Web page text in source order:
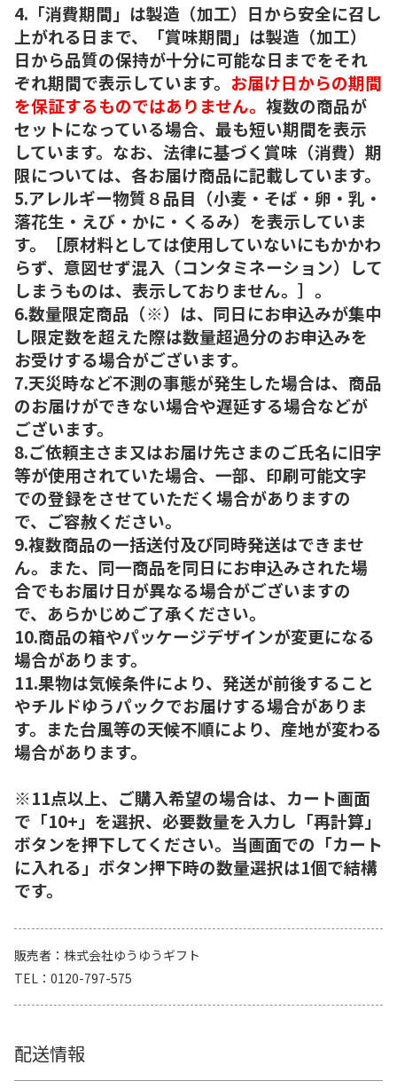
4.「消費期間」は製造（加工）日から安全に召し
上がれる日まで、「賞味期間」は製造（加工）
日から品質の保持が十分に可能な日までをそれ
ぞれ期間で表示しています。 お届け日からの期間
を保証するものではありません。 複数の商品が
セットになっている場合、最も短い期間を表示
しています。なお、法律に基づく賞味（消費）期
限については、各お届け商品に記載しています。
5.アレルギー物質８品目（小麦・そば・卵・乳・
落花生・えび・かに・くるみ）を表示していま
す。［原材料としては使用していないにもかかわ
らず、意図せず混入（コンタミネーション）して
しまうものは、表示しておりません。］。
6.数量限定商品（※）は、同日にお申込みが集中
し限定数を超えた際は数量超過分のお申込みを
お受けする場合がございます。
7.天災時など不測の事態が発生した場合は、商品
のお届けができない場合や遅延する場合などが
ございます。
8.ご依頼主さま又はお届け先さまのご氏名に旧字
等が使用されていた場合、一部、印刷可能文字
での登録をさせていただく場合がありますの
で、ご容赦ください。
9.複数商品の一括送付及び同時発送はできませ
ん。また、同一商品を同日にお申込みされた場
合でもお届け日が異なる場合がございますの
で、あらかじめご了承ください。
10.商品の箱やパッケージデザインが変更になる
場合があります。
11.果物は気候条件により、発送が前後すること
やチルドゆうパックでお届けする場合がありま
す。また台風等の天候不順により、産地が変わる
場合があります。
※11点以上、ご購入希望の場合は、カート画面
で「10+」を選択、必要数量を入力し「再計算」
ボタンを押下してください。当画面での「カート
に入れる」ボタン押下時の数量選択は1個で結構
です。
販売者
株式会社ゆうゆうギフト
TEL
0120-797-575
配送情報